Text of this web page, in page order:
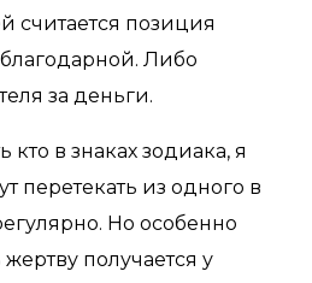
считается позиция
Либо
за деньги.
кто в знаках зодиака, я
перетекать из одного в
Но особенно
получается у